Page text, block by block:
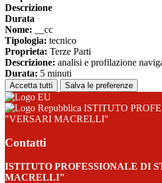
Descrizione
Durata
Nome: __cc
Tipologia: tecnico
Proprieta: Terze Parti
Descrizione: analisi e profilazione
Durata: 5 minuti
Accetta tutti Salva le preferenze
ISTITUTO
"VERSARI MACRELLI"
Contatti
ISTITUTO PROFESSIONALE DI
MACRELLI"